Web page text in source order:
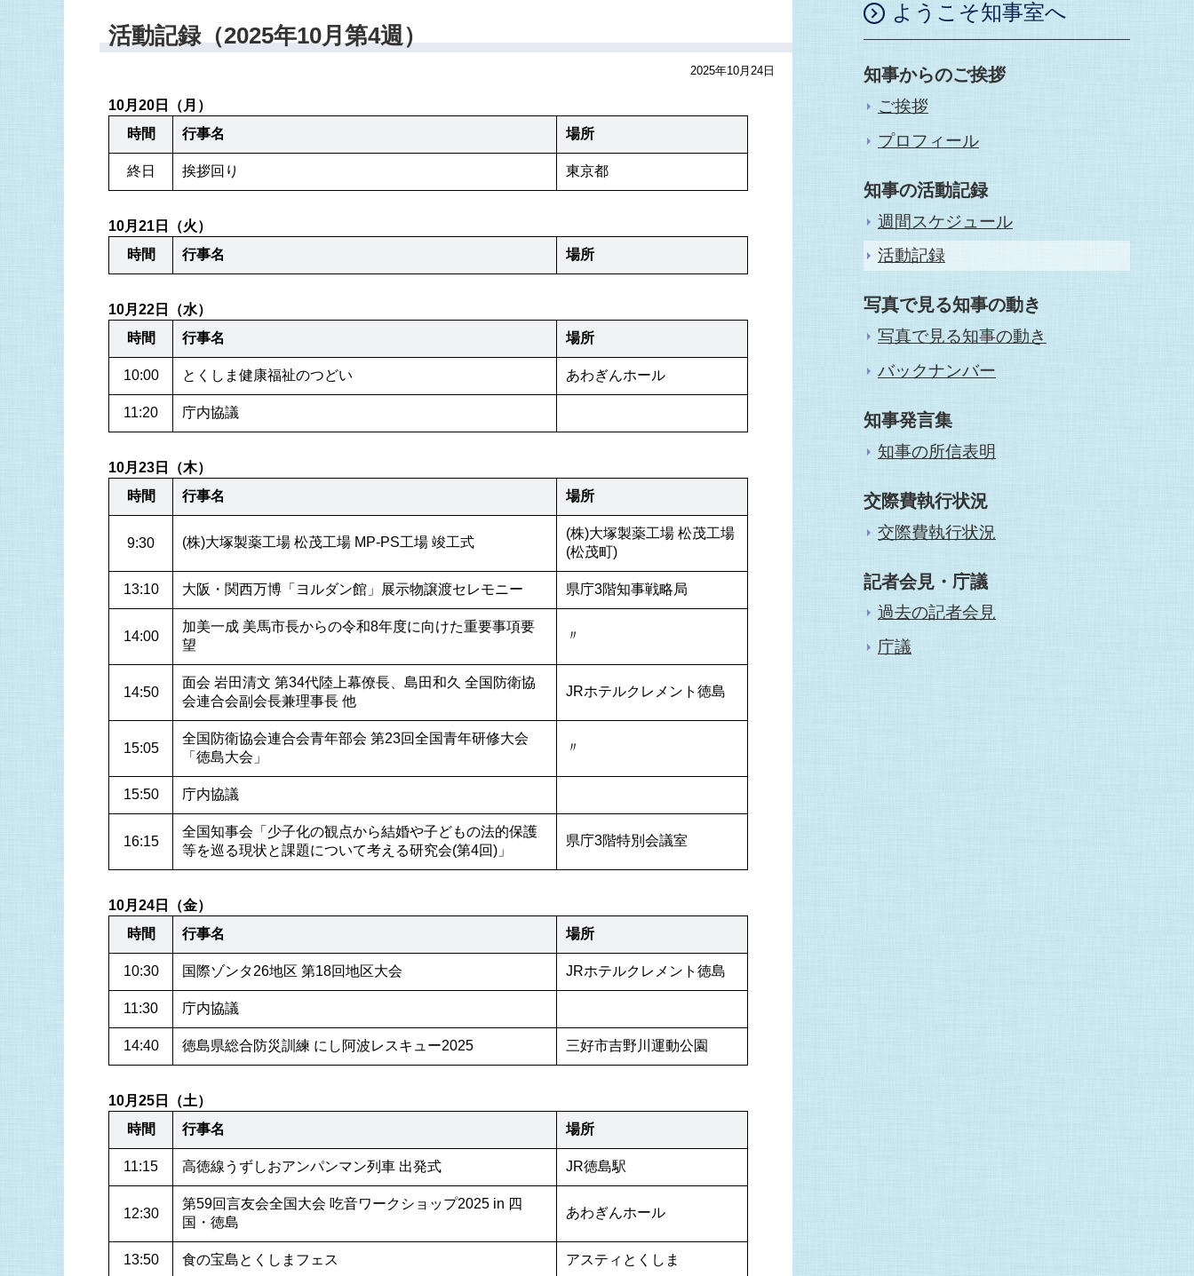
活動記録（2025年10月第4週）
2025年10月24日
10月20日（月）
時間
行事名 場所
終日 挨拶回り 東京都
10月21日（火）
時間
行事名 場所
10月22日（水）
時間
行事名 場所
10:00 とくしま健康福祉のつどい あわぎんホール
11:20 庁内協議
10月23日（木）
時間
行事名 場所
9:30 (株)大塚製薬工場 松茂工場 MP-PS工場 竣工式
(株)大塚製薬工場 松茂工場
(松茂町)
13:10 大阪・関西万博「ヨルダン館」展示物譲渡セレモニー 県庁3階知事戦略局
14:00
加美一成 美馬市長からの令和8年度に向けた重要事項要
望
〃
14:50
面会 岩田清文 第34代陸上幕僚長、島田和久 全国防衛協
会連合会副会長兼理事長 他
JRホテルクレメント徳島
15:05
全国防衛協会連合会青年部会 第23回全国青年研修大会
「徳島大会」
〃
15:50 庁内協議
16:15
全国知事会「少子化の観点から結婚や子どもの法的保護
等を巡る現状と課題について考える研究会(第4回)」
県庁3階特別会議室
10月24日（金）
時間
行事名 場所
10:30 国際ゾンタ26地区 第18回地区大会 JRホテルクレメント徳島
11:30 庁内協議
14:40 徳島県総合防災訓練 にし阿波レスキュー2025 三好市吉野川運動公園
10月25日（土）
時間
行事名 場所
11:15 高徳線うずしおアンパンマン列車 出発式 JR徳島駅
12:30
第59回言友会全国大会 吃音ワークショップ2025 in 四
国・徳島
あわぎんホール
13:50 食の宝島とくしまフェス アスティとくしま
ようこそ知事室へ
知事からのご挨拶
ご挨拶
プロフィール
知事の活動記録
週間スケジュール
活動記録
写真で見る知事の動き
写真で見る知事の動き
バックナンバー
知事発言集
知事の所信表明
交際費執行状況
交際費執行状況
記者会見・庁議
過去の記者会見
庁議